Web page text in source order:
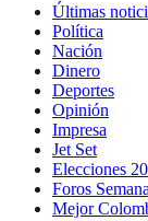
Últimas
Política
Nación
Dinero
Deportes
Opinión
Impresa
Jet Set
Elecciones
Foros Semana
Mejor